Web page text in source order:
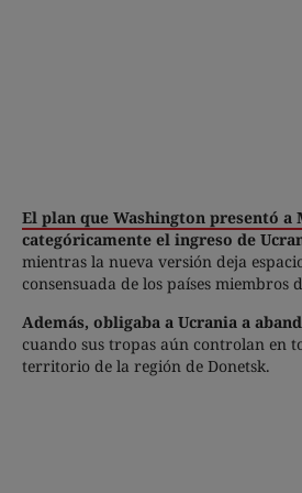
El plan que Washington presentó a
categóricamente el ingreso de
mientras la nueva versión deja
consensuada de los países miembros
Además, obligaba a Ucrania a
cuando sus tropas aún controlan en
territorio de la región de Donetsk.